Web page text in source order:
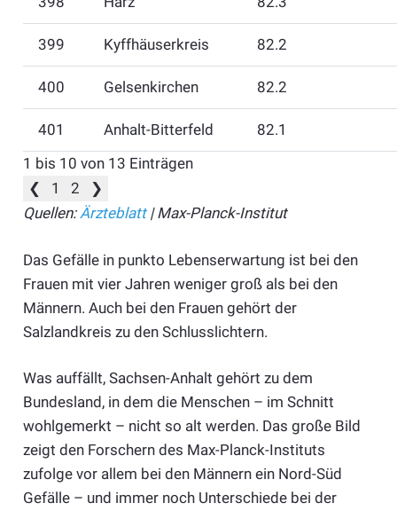
399 Kyffhäuserkreis 82.2
400 Gelsenkirchen 82.2
401 Anhalt-Bitterfeld
82.1
1 bis 10 von 13 Einträgen
❮
1 2
❯
Quellen:Ärzteblatt| Max-Planck-Institut
Das Gefälle in punkto Lebenserwartung ist bei den
Frauen mit vier Jahren weniger groß als bei den
Männern. Auch bei den Frauen gehört der
Salzlandkreis zu den Schlusslichtern.
Was auffällt, Sachsen-Anhalt gehört zu dem
Bundesland, in dem die Menschen – im Schnitt
wohlgemerkt – nicht so alt werden. Das große Bild
zeigt den Forschern des Max-Planck-Instituts
zufolge vor allem bei den Männern ein Nord-Süd
Gefälle – und immer noch Unterschiede bei der